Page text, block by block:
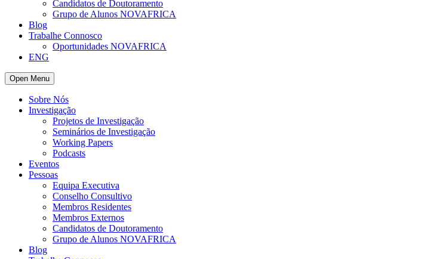
Candidatos de Doutoramento
Grupo de Alunos NOVAFRICA
Blog
Trabalhe Connosco
Oportunidades NOVAFRICA
ENG
Open Menu
Sobre Nós
Investigação
Projetos de Investigação
Seminários de Investigação
Working Papers
Podcasts
Eventos
Pessoas
Equipa Executiva
Conselho Consultivo
Membros Residentes
Membros Externos
Candidatos de Doutoramento
Grupo de Alunos NOVAFRICA
Blog